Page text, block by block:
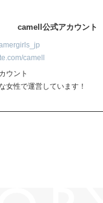
camell公式アカウント
camell
ウント
女性で運営しています！